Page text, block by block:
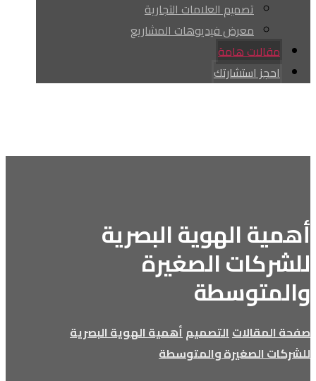
تصميم العلامات التجارية
معرض فيديوهات المشاريع
مقالات هامة
احجز استشارتك
أهمية الهوية البصرية
للشركات الصغيرة
والمتوسطة
صفحة المقالاتالتصميمأهمية الهوية البصرية
للشركات الصغيرة والمتوسطة